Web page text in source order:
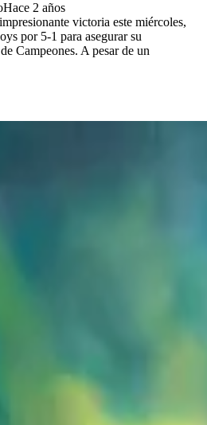
Hace 2 años
victoria este miércoles,
por 5-1 para asegurar su
Campeones. A pesar de un